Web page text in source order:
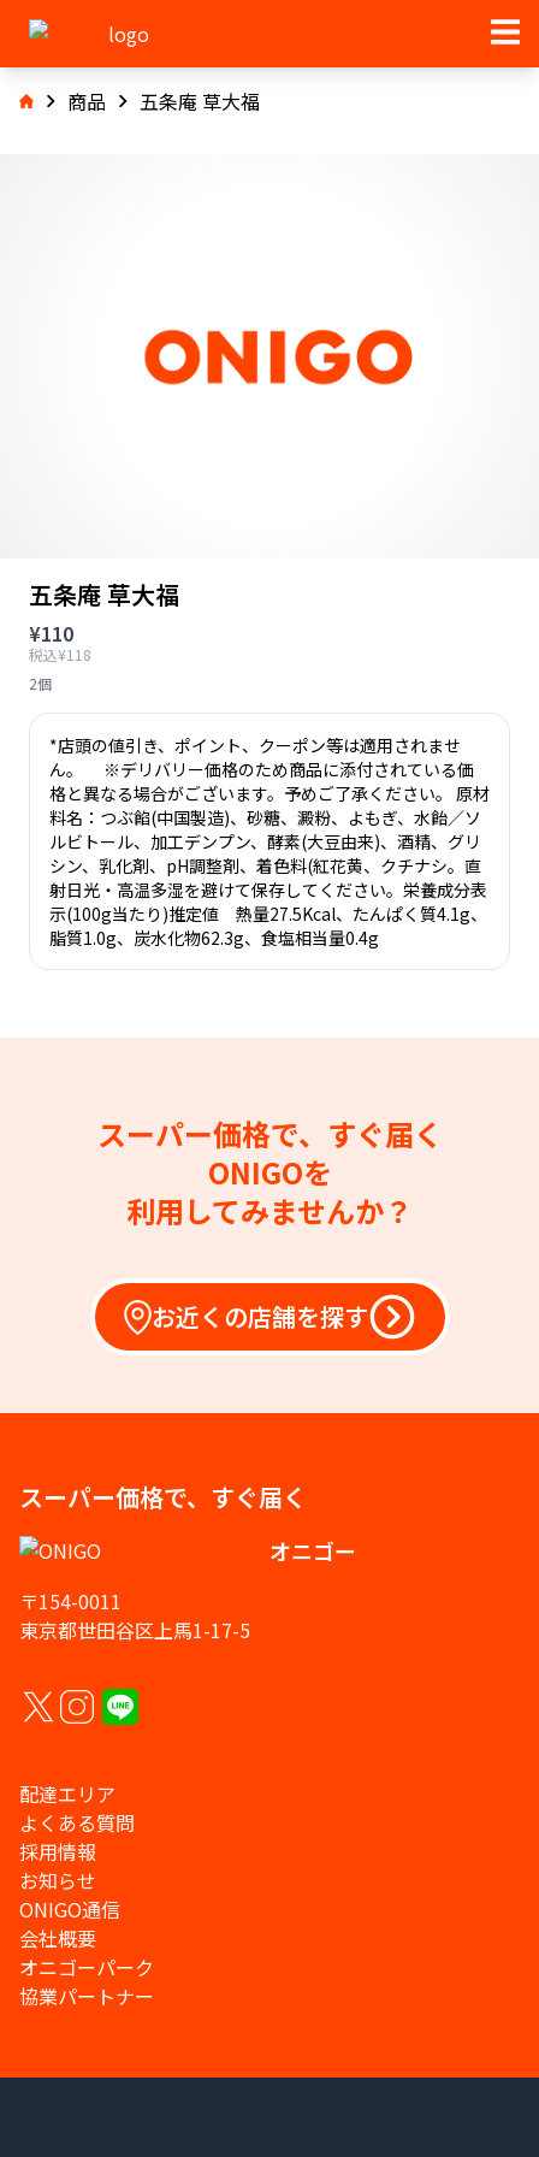
商品 五条庵 草大福
五条庵 草大福
¥110
税込¥118
2個
*店頭の値引き、ポイント、クーポン等は適用されませ
ん。 ※デリバリー価格のため商品に添付されている価
格と異なる場合がございます。予めご了承ください。 原材
料名：つぶ餡(中国製造)、砂糖、澱粉、よもぎ、水飴／ソ
ルビトール、加工デンプン、酵素(大豆由来)、酒精、グリ
シン、乳化剤、pH調整剤、着色料(紅花黄、クチナシ。直
射日光・高温多湿を避けて保存してください。栄養成分表
示(100g当たり)推定値 熱量27.5Kcal、たんぱく質4.1g、
脂質1.0g、炭水化物62.3g、食塩相当量0.4g
スーパー価格で、すぐ届く
ONIGOを
利用してみませんか？
お近くの店舗を探す
スーパー価格で、すぐ届く
オニゴー
〒154-0011
東京都世田谷区上馬1-17-5
配達エリア
よくある質問
採用情報
お知らせ
ONIGO通信
会社概要
オニゴーパーク
協業パートナー